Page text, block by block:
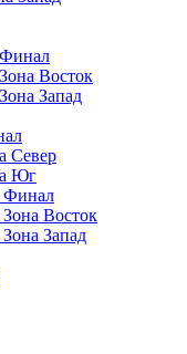
Финал
Восток
Запад
Север
Юг
Финал
Восток
Запад